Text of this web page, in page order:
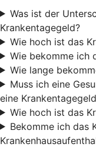
Was ist der
Krankentagegeld?
Wie hoch ist das
Wie bekomme ich
Wie lange
Muss ich eine
eine
Wie hoch ist das
Bekomme ich das